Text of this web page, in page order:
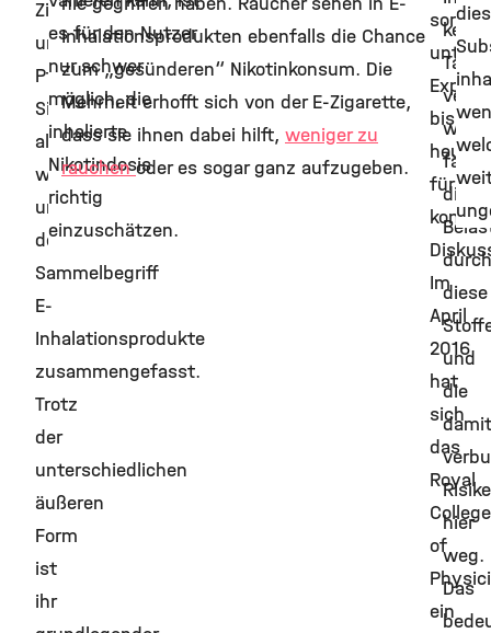
Zigarren
und
Pfeifen.
Sie
alle
werden
unter
dem
Sammelbegriff
E-
Inhalationsprodukte
zusammengefasst.
Trotz
der
unterschiedlichen
äußeren
Form
ist
ihr
es für den Nutzer
nur schwer
möglich, die
inhalierte
Nikotindosis
richtig
einzuschätzen.
Inhalationsprodukten ebenfalls die Chance
zum „gesünderen“ Nikotinkonsum. Die
Mehrheit erhofft sich von der E-Zigarette,
dass sie ihnen dabei hilft, weniger zu
rauchenoder es sogar ganz aufzugeben.
sorgt
unter
bis
heute
für
Im
April
2016
hat
sich
das
Royal
College
of
ein
kein
Tabak
wird,
fällt
die
durch
diese
und
die
damit
hier
weg.
Das